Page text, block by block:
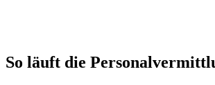
So läuft die